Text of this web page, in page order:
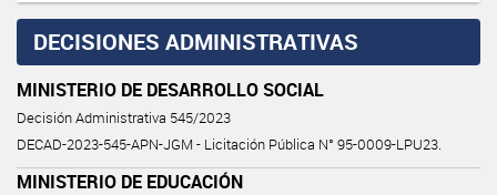
DECISIONES ADMINISTRATIVAS
MINISTERIO DE DESARROLLO SOCIAL
Decisión Administrativa 545/2023
DECAD-2023-545-APN-JGM - Licitación Pública N° 95-0009-LPU23.
MINISTERIO DE EDUCACIÓN